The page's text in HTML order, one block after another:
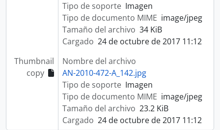
Tipo de soporte Imagen
Tipo de documento MIME image/jpeg
Tamaño del archivo 34 KiB
Cargado 24 de octubre de 2017 11:12
Thumbnail
copy
Nombre del archivo
AN-2010-472-A_142.jpg
Tipo de soporte Imagen
Tipo de documento MIME image/jpeg
Tamaño del archivo 23.2 KiB
Cargado 24 de octubre de 2017 11:12